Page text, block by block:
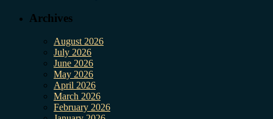
Archives
August 2026
July 2026
June 2026
May 2026
April 2026
March 2026
February 2026